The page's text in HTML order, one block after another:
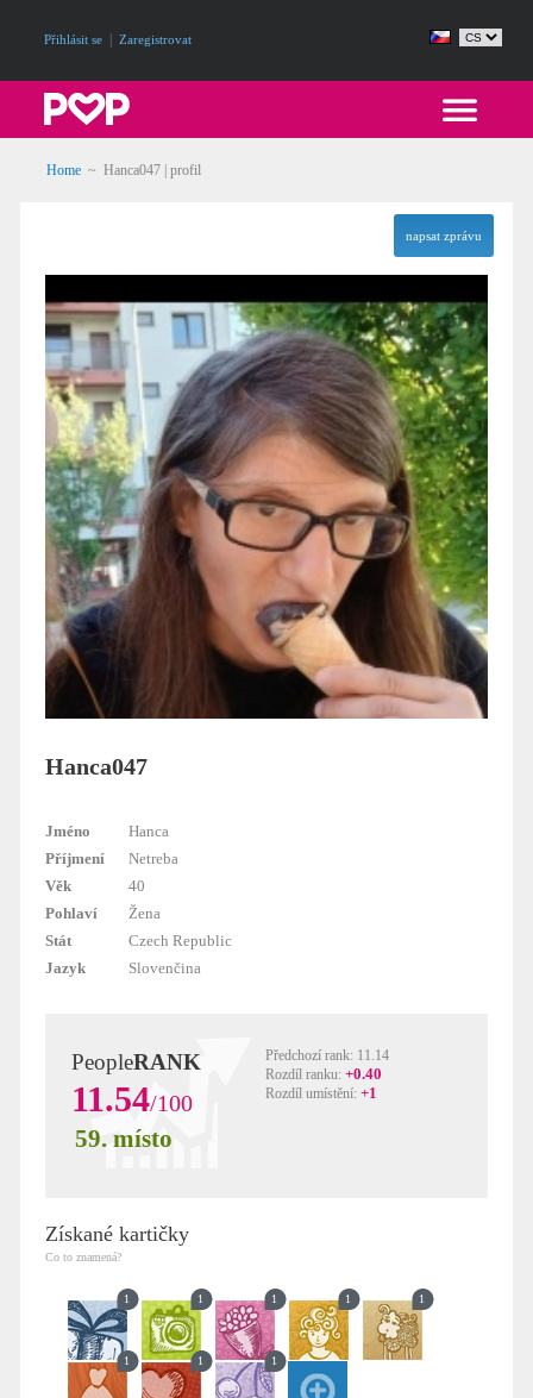
Přihlásit se Zaregistrovat
Home ~ Hanca047 | profil
napsat zprávu
Hanca047
Jméno
Hanca
Příjmení
Netreba
Věk
40
Pohlaví
Žena
Stát
Czech Republic
Jazyk
Slovenčina
PeopleRANK
11.54/100
59. místo
Předchozí rank: 11.14
Rozdíl ranku: +0.40
Rozdíl umístění: +1
Získané kartičky
Co to znamená?
1 1 1 1 1
1 1 1